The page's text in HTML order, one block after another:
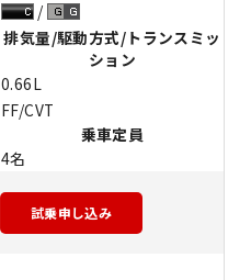
排気量/駆動方式/トランスミッ
ション
0.66L
FF/CVT
乗車定員
4名